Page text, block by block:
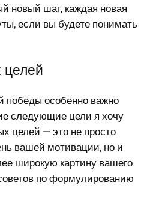
новый шаг, каждая новая
если вы будете понимать
победы особенно важно
следующие цели я хочу
целей — это не просто
вашей мотивации, но и
широкую картину вашего
по формулированию